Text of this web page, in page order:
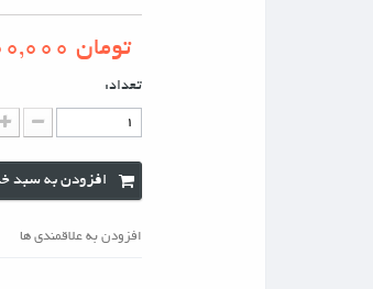
تومان 2,500,000
تعداد:
افزودن به سبد
افزودن به علاقمندی ها